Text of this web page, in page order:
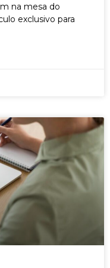
na mesa do
exclusivo para